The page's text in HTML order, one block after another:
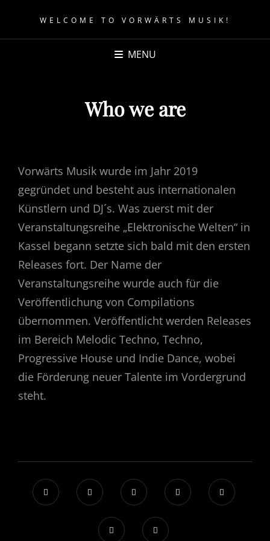
WELCOME TO VORWÄRTS MUSIK!
MENU
Who we are
Vorwärts Musik wurde im Jahr 2019
gegründet und besteht aus internationalen
Künstlern und DJ´s. Was zuerst mit der
Veranstaltungsreihe „Elektronische Welten“ in
Kassel begann setzte sich bald mit den ersten
Releases fort. Der Name der
Veranstaltungsreihe wurde auch für die
Veröffentlichung von Compilations
übernommen. Veröffentlicht werden Releases
im Bereich Melodic Techno, Techno,
Progressive House und Indie Dance, wobei
die Förderung neuer Talente im Vordergrund
steht.